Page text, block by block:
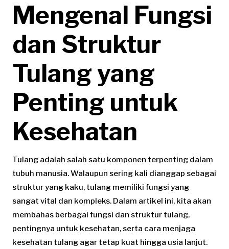
Mengenal Fungsi
dan Struktur
Tulang yang
Penting untuk
Kesehatan
Tulang adalah salah satu komponen terpenting dalam
tubuh manusia. Walaupun sering kali dianggap sebagai
struktur yang kaku, tulang memiliki fungsi yang
sangat vital dan kompleks. Dalam artikel ini, kita akan
membahas berbagai fungsi dan struktur tulang,
pentingnya untuk kesehatan, serta cara menjaga
kesehatan tulang agar tetap kuat hingga usia lanjut.